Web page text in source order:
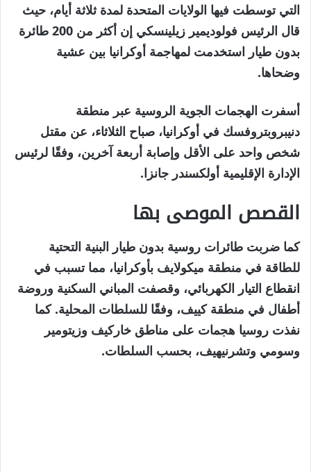
12
مايو
2026
التي توسطت فيها الولايات المتحدة لمدة ثلاثة أيام، حيث
قال الرئيس فولوديمير زيلينسكي إن أكثر من 200 طائرة
بدون طيار استخدمت لمهاجمة أوكرانيا بين عشية
وضحاها.
أسفرت الهجمات الجوية الروسية عبر منطقة
دنيبروبتروفسك في أوكرانيا، صباح الثلاثاء، عن مقتل
شخص واحد على الأقل وإصابة أربعة آخرين، وفقًا لرئيس
الإدارة الإقليمية أولكسندر جانزا.
القصص الموصى بها
قائمة
من
3
عناصر
نهاية
القائمة
كما ضربت طائرات روسية بدون طيار البنية التحتية
للطاقة في منطقة ميكولايف بأوكرانيا، مما تسبب في
انقطاع التيار الكهربائي، وقصفت المباني السكنية وروضة
أطفال في منطقة كييف، وفقًا للسلطات المحلية. كما
نفذت روسيا هجمات على مناطق خاركيف وزيتومير
وسومي وتشرنيهيف، بحسب السلطات.